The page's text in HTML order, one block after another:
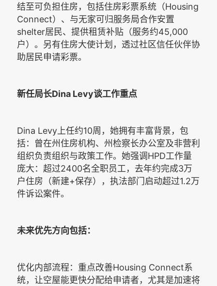
结至可负担住房，包括住房彩票系统（Housing
Connect）、与无家可归服务局合作安置
shelter居民、提供租赁补贴（服务约45,000
户）。另有住房大使计划，透过社区信任伙伴协
助居民申请彩票。
新任局长Dina Levy谈工作重点
Dina Levy上任约10周，她拥有丰富背景，包
括：曾在州住房机构、州检察长办公室及非营利
组织负责组织与政策工作。她强调 HPD工作量
庞大：超过2400名全职员工，去年约完成3万
户住房（新建+保存），执法部门启动超过1.2万
件诉讼案件。
未来优先方向包括：
优化内部流程：重点改善Housing Connect系
统，让空屋能更快分配给申请者，尤其是加速将